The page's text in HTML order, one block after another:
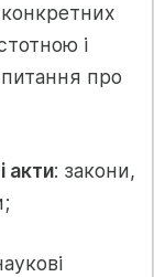
і
про
акти: закони,